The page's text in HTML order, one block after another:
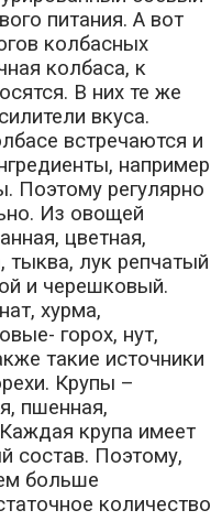
питания. А вот
колбасных
колбаса, к
В них те же
вкуса.
встречаются и
например
Поэтому регулярно
Из овощей
цветная,
тыква, лук репчатый
и черешковый.
хурма,
горох, нут,
такие источники
Крупы –
пшенная,
крупа имеет
состав. Поэтому,
больше
количество